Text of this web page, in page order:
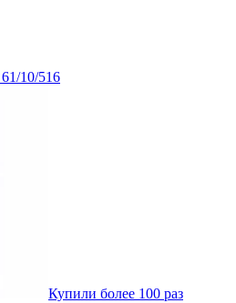
10/516
Купили более 100 раз